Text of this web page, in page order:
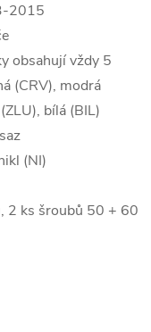
2015
obsahují vždy 5
(CRV), modrá
bílá (BIL)
(NI)
2 ks šroubů 50 + 60